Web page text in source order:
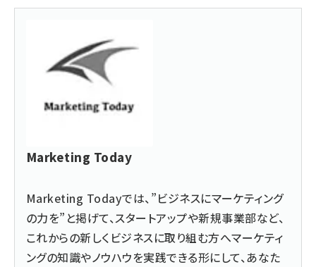
Marketing Today
Marketing Todayでは、”ビジネスにマーケティング
の力を”と掲げて、スタートアップや新規事業部など、
これからの新しくビジネスに取り組む方へマーケティ
ングの知識やノウハウを実践できる形にして、あなた